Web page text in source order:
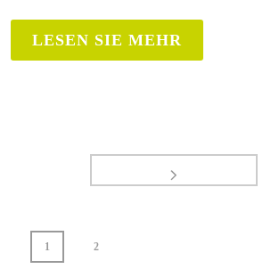
LESEN SIE MEHR
1 2